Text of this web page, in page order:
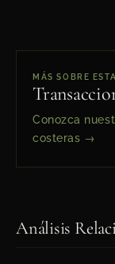
MÁS SOBRE
Conozca
costeras →
Análisis